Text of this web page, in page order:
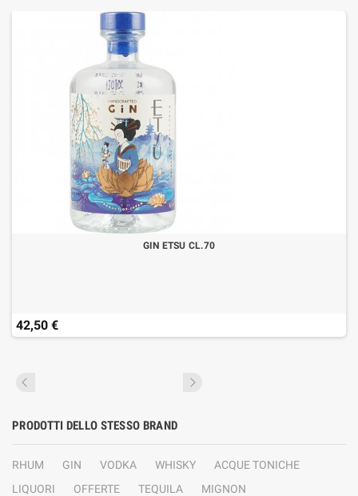
GIN ETSU CL.70
42,50 €
PRODOTTI DELLO STESSO BRAND
RHUM GIN VODKA WHISKY
ACQUE TONICHE
LIQUORI
OFFERTE TEQUILA
MIGNON